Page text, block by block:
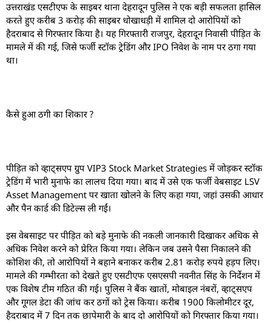
उत्तराखंड एसटीएफ के साइबर थाना देहरादून पुलिस ने एक बड़ी सफलता हासिल
करते हुए करीब 3 करोड़ की साइबर धोखाधड़ी में शामिल दो आरोपियों को
हैदराबाद से गिरफ्तार किया है। यह गिरफ्तारी राजपुर, देहरादून निवासी पीड़ित के
मामले में की गई, जिसे फर्जी स्टॉक ट्रेडिंग और IPO निवेश के नाम पर ठगा गया
था।
कैसे हुआ ठगी का शिकार ?
पीड़ित को व्हाट्सएप ग्रुप VIP3 Stock Market Strategies में जोड़कर स्टॉक
ट्रेडिंग में भारी मुनाफे का लालच दिया गया। बाद में उसे एक फर्जी वेबसाइट LSV
Asset Management पर खाता खोलने के लिए कहा गया, जहां उसकी आधार
और पैन कार्ड की डिटेल्स ली गईं।
इस वेबसाइट पर पीड़ित को बड़े मुनाफे की नकली जानकारी दिखाकर अधिक से
अधिक निवेश करने को प्रेरित किया गया। लेकिन जब उसने पैसा निकालने की
कोशिश की, तो आरोपियों ने बहाने बनाकर करीब 2.81 करोड़ रुपये हड़प लिए।
मामले की गम्भीरता को देखते हुए एसटीएफ एसएसपी नवनीत सिंह के निर्देशन में
एक विशेष टीम गठित की गई। पुलिस ने बैंक खातों, मोबाइल नंबरों, व्हाट्सएप
और गूगल डेटा की जांच कर ठगों को ट्रेस किया। करीब 1900 किलोमीटर दूर,
हैदराबाद में 7 दिन तक छापेमारी के बाद दो आरोपियों को गिरफ्तार किया गया।